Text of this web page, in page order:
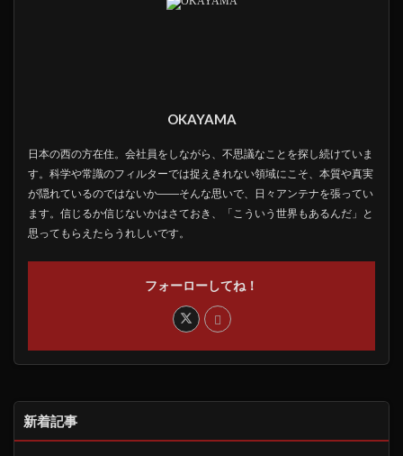
OKAYAMA
日本の西の方在住。会社員をしながら、不思議なことを探し続けていま
す。科学や常識のフィルターでは捉えきれない領域にこそ、本質や真実
が隠れているのではないか――そんな思いで、日々アンテナを張ってい
ます。信じるか信じないかはさておき、「こういう世界もあるんだ」と
思ってもらえたらうれしいです。
フォーローしてね！
新着記事